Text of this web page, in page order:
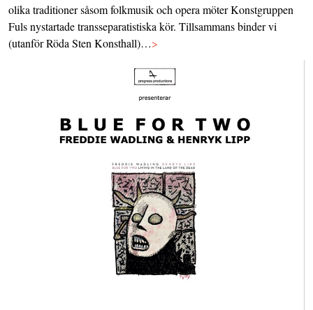
olika traditioner såsom folkmusik och opera möter Konstgruppen
Fuls nystartade transseparatistiska kör. Tillsammans binder vi
(utanför Röda Sten Konsthall)…>